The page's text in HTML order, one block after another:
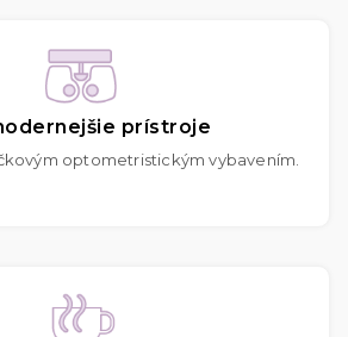
prístroje
optometristickým vybavením.